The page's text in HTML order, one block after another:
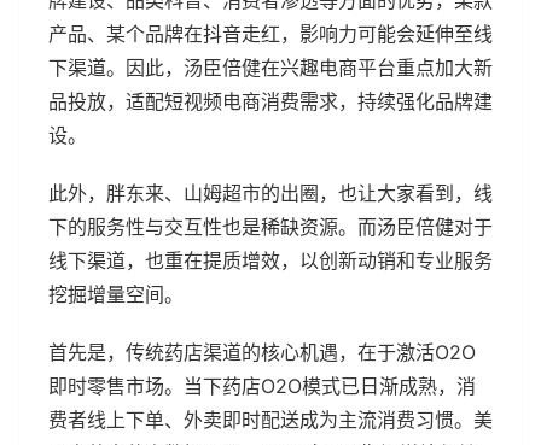
产品、某个品牌在抖音走红，影响力可能会延伸至线
下渠道。因此，汤臣倍健在兴趣电商平台重点加大新
品投放，适配短视频电商消费需求，持续强化品牌建
设。
此外，胖东来、山姆超市的出圈，也让大家看到，线
下的服务性与交互性也是稀缺资源。而汤臣倍健对于
线下渠道，也重在提质增效，以创新动销和专业服务
挖掘增量空间。
首先是，传统药店渠道的核心机遇，在于激活O2O
即时零售市场。当下药店O2O模式已日渐成熟，消
费者线上下单、外卖即时配送成为主流消费习惯。美